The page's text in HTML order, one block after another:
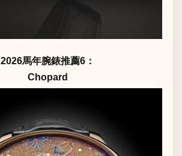
2026馬年腕錶推薦6：
Chopard